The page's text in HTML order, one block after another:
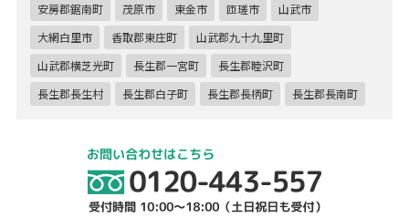
安房郡鋸南町
茂原市 東金市 匝瑳市
山武市
大網白里市
香取郡東庄町
山武郡九十九里町
山武郡横芝光町
長生郡一宮町
長生郡睦沢町
長生郡長生村
長生郡白子町 長生郡長柄町 長生郡長南町